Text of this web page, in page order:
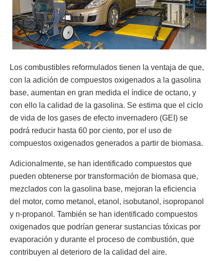
Los combustibles reformulados tienen la ventaja de que,
con la adición de compuestos oxigenados a la gasolina
base, aumentan en gran medida el índice de octano, y
con ello la calidad de la gasolina. Se estima que el ciclo
de vida de los gases de efecto invernadero (GEI) se
podrá reducir hasta 60 por ciento, por el uso de
compuestos oxigenados generados a partir de biomasa.
Adicionalmente, se han identificado compuestos que
pueden obtenerse por transformación de biomasa que,
mezclados con la gasolina base, mejoran la eficiencia
del motor, como metanol, etanol, isobutanol, isopropanol
y n-propanol. También se han identificado compuestos
oxigenados que podrían generar sustancias tóxicas por
evaporación y durante el proceso de combustión, que
contribuyen al deterioro de la calidad del aire.